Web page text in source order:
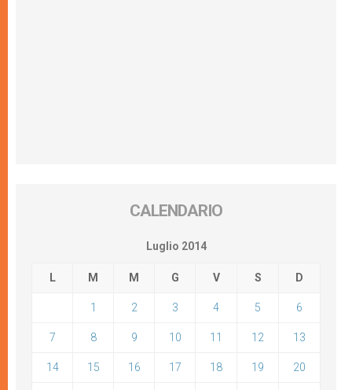
CALENDARIO
Luglio 2014
L M M G V S D
1 2 3 4 5 6
7 8 9 10 11 12 13
14 15 16 17 18 19 20